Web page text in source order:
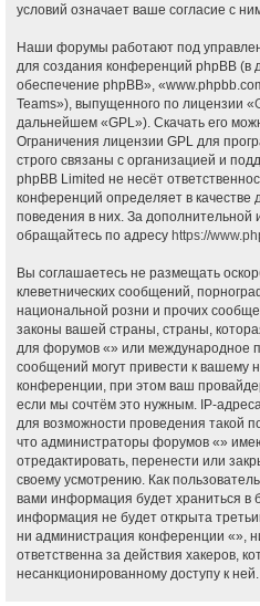
условий означает ваше согласие с
Наши форумы работают под
для создания конференций phpBB
обеспечение phpBB»,
Teams»), выпущенного по лицензии «
дальнейшем «GPL»). Скачать его
Ограничения лицензии GPL для
строго связаны с организацией и
phpBB Limited не несёт
конференций определяет в качестве
поведения в них. За
обращайтесь по адресу https://
Вы соглашаетесь не размещать
клеветнических сообщений,
национальной розни и прочих
законы вашей страны, страны,
для форумов «» или международное
сообщений могут привести к вашему
конференции, при этом ваш
если мы сочтём это нужным. IP-
для возможности проведения такой
что администраторы форумов «»
отредактировать, перенести или
своему усмотрению. Как
вами информация будет храниться в
информация не будет открыта
ни администрация конференции «»,
ответственна за действия хакеров,
несанкционированному доступу к ней.